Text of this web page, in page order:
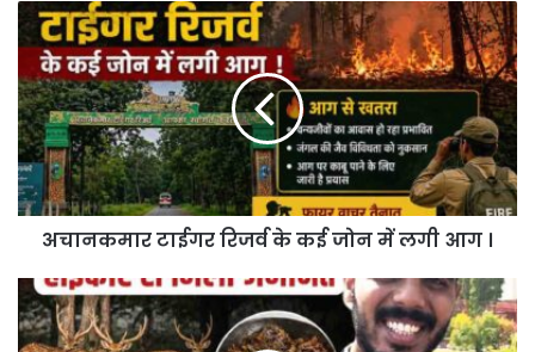
अचानकमार
टाईगर
रिजर्व
के
कई
जोन
में
लगी
आग
अचानकमार टाईगर रिजर्व के कई जोन में लगी आग ।
कुरदर
रिसार्ट
चीतल